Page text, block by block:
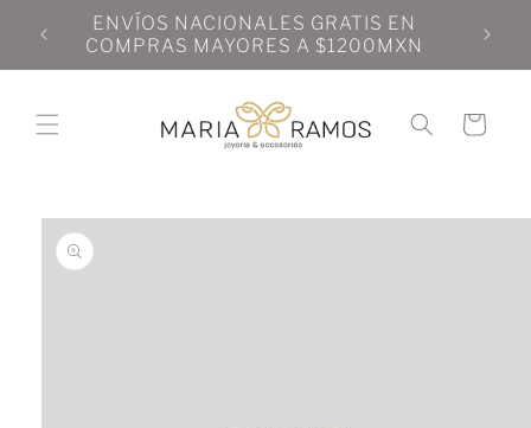
directamente
al contenido
ENVÍOS NACIONALES GRATIS EN
COMPRAS MAYORES A $1200MXN
Carrito
directamente
información